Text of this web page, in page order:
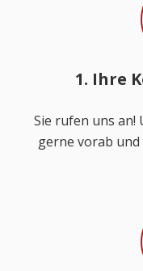
1. Ihre
Sie rufen uns an!
gerne vorab